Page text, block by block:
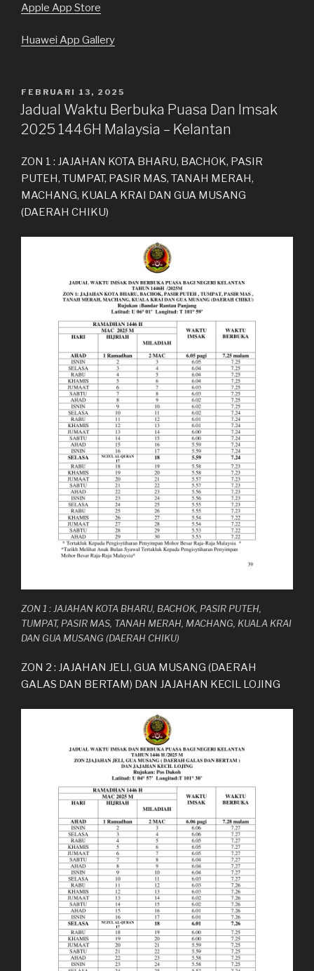
Apple App Store
Huawei App Gallery
DIKIRIM
PADA
FEBRUARI 13, 2025
Jadual Waktu Berbuka Puasa Dan Imsak
2025 1446H Malaysia – Kelantan
ZON 1 : JAJAHAN KOTA BHARU, BACHOK, PASIR
PUTEH, TUMPAT, PASIR MAS, TANAH MERAH,
MACHANG, KUALA KRAI DAN GUA MUSANG
(DAERAH CHIKU)
ZON 1 : JAJAHAN KOTA BHARU, BACHOK, PASIR PUTEH,
TUMPAT, PASIR MAS, TANAH MERAH, MACHANG, KUALA KRAI
DAN GUA MUSANG (DAERAH CHIKU)
ZON 2 : JAJAHAN JELI, GUA MUSANG (DAERAH
GALAS DAN BERTAM) DAN JAJAHAN KECIL LOJING